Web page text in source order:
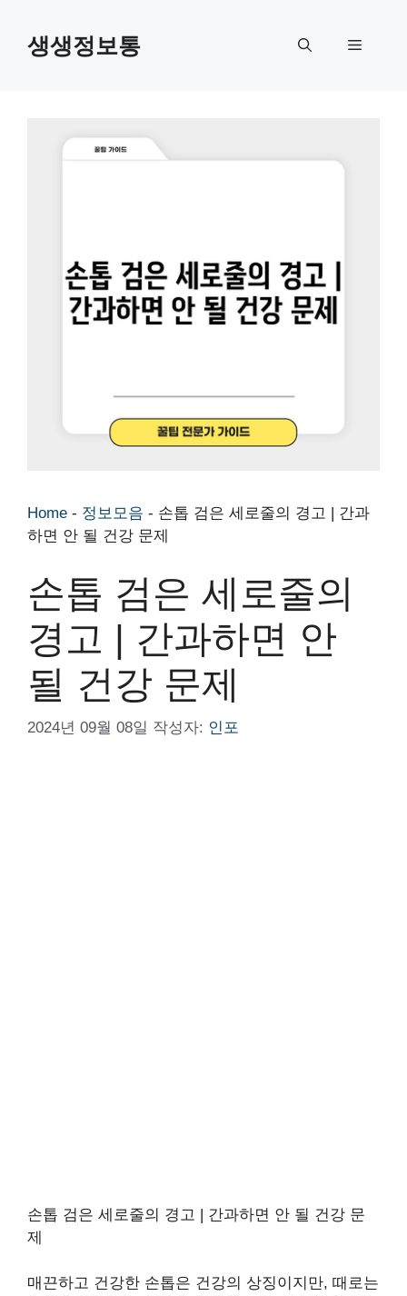
생생정보통 메
Home - 정보모음 - 손톱 검은 세로줄의 경고 | 간과
하면 안 될 건강 문제
손톱 검은 세로줄의
경고 | 간과하면 안
될 건강 문제
2024년 09월 08일 작성자: 인포
손톱 검은 세로줄의 경고 | 간과하면 안 될 건강 문
제
매끈하고 건강한 손톱은 건강의 상징이지만, 때로는